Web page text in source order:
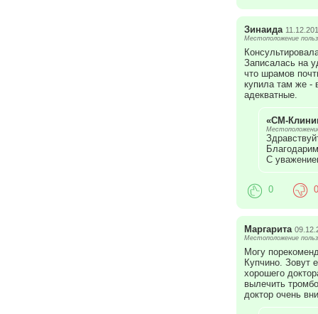
Зинаида
Местоположение
Записалась на
что шрамов
купила там же -
адекватные.
«СМ-
С
0 0
Маргарита
Местоположение
Могу
Купчино. Зовут
хорошего
вылечить
доктор очень